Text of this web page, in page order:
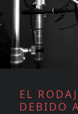
EL
DEBIDO